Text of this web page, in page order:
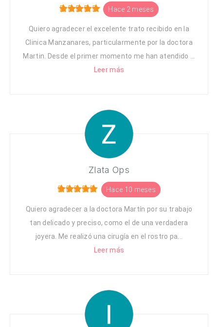
Hace 2 meses
Quiero agradecer el excelente trato recibido en la
Clinica Manzanares, particularmente por la doctora
Martin. Desde el primer momento me han atendido ...
Leer más
Zlata Ops
Hace 10 meses
Quiero agradecer a la doctora Martín por su trabajo
tan delicado y preciso, como el de una verdadera
joyera. Me realizó una cirugía en el rostro pa...
Leer más